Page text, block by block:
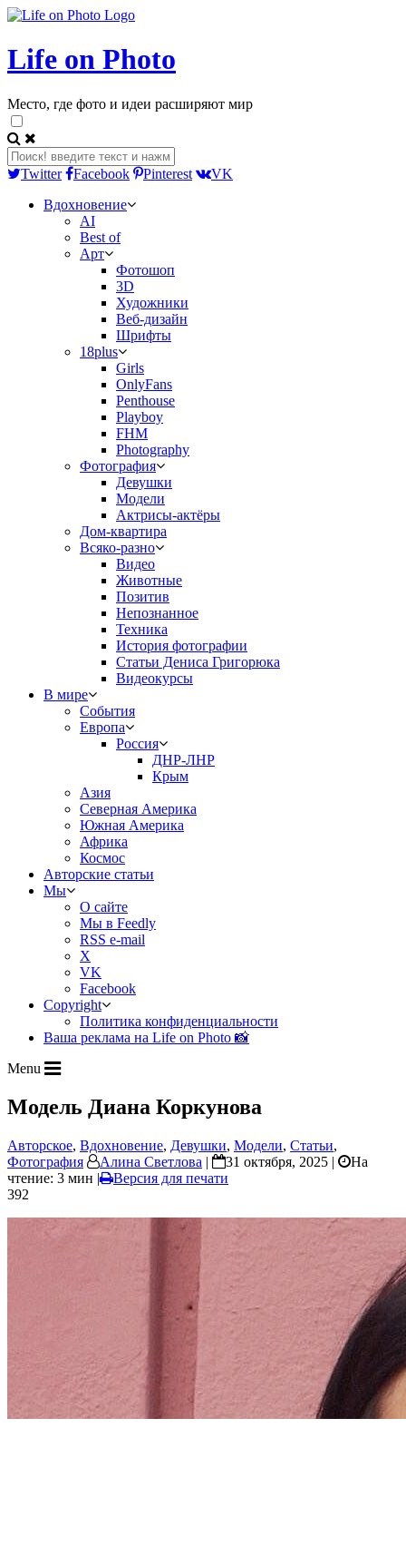
Life on Photo
Место, где фото и идеи расширяют мир
Twitter Facebook Pinterest
VK
Вдохновение
AI
Best of
Арт
Фотошоп
3D
Художники
Веб-дизайн
Шрифты
18plus
Girls
OnlyFans
Penthouse
Playboy
FHM
Photography
Фотография
Девушки
Модели
Актрисы-актёры
Дом-квартира
Всяко-разно
Видео
Животные
Позитив
Непознанное
Техника
История фотографии
Статьи Дениса Григорюка
Видеокурсы
В мире
События
Европа
Россия
ДНР-ЛНР
Крым
Азия
Северная Америка
Южная Америка
Африка
Космос
Авторские статьи
Мы
О сайте
Мы в Feedly
RSS e-mail
X
VK
Facebook
Copyright
Политика конфиденциальности
Ваша реклама на Life on Photo 📸
Menu
Модель Диана Коркунова
Авторское, Вдохновение, Девушки, Модели, Статьи,
Фотография
Алина Светлова | 31 октября, 2025 |
На
чтение: 3 мин |
Версия для печати
392